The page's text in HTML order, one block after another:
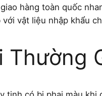
hàng toàn quốc
với vật liệu nhập khẩu
Thường